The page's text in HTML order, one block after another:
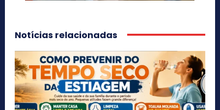
Notícias relacionadas